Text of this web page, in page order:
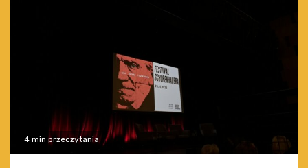
4 min przeczytania